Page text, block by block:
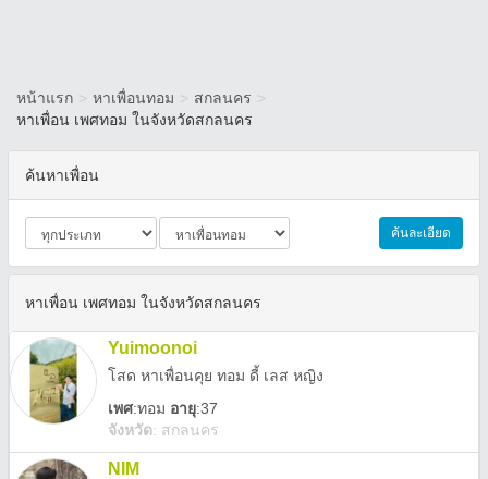
หน้าแรก > หาเพื่อนทอม > สกลนคร >
หาเพื่อน เพศทอม ในจังหวัดสกลนคร
ค้นหาเพื่อน
ค้นละเอียด
หาเพื่อน เพศทอม ในจังหวัดสกลนคร
Yuimoonoi
โสด หาเพื่อนคุย ทอม ดี้ เลส หญิง
เพศ:ทอม อายุ:37
จังหวัด: สกลนคร
NIM